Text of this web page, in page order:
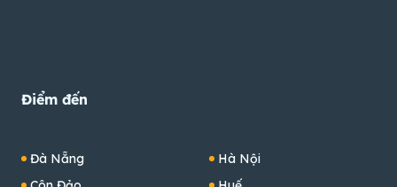
Điểm đến
Đà Nẵng
Hà Nội